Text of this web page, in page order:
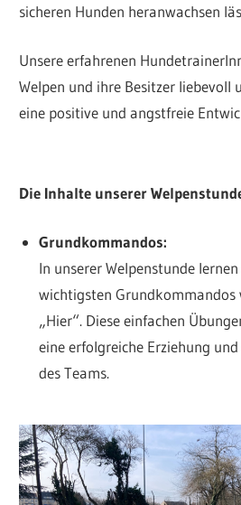
sicheren Hunden heranwachsen
Unsere erfahrenen
Welpen und ihre Besitzer liebevoll
eine positive und angstfreie
Die Inhalte unserer
Grundkommandos:
In unserer Welpenstunde
wichtigsten Grundkommandos
„Hier“. Diese einfachen
eine erfolgreiche Erziehung
des Teams.